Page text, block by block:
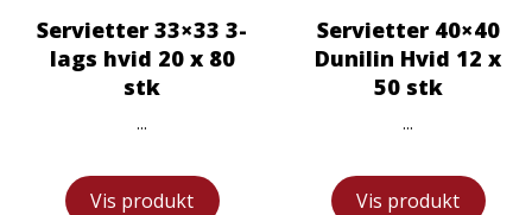
Servietter 33×33 3-
lags hvid 20 x 80
stk
...
Vis produkt
Servietter 40×40
Dunilin Hvid 12 x
50 stk
...
Vis produkt